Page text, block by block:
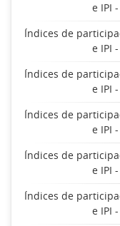
e IPI
Índices de
e IPI
Índices de
e IPI
Índices de
e IPI
Índices de
e IPI
Índices de
e IPI